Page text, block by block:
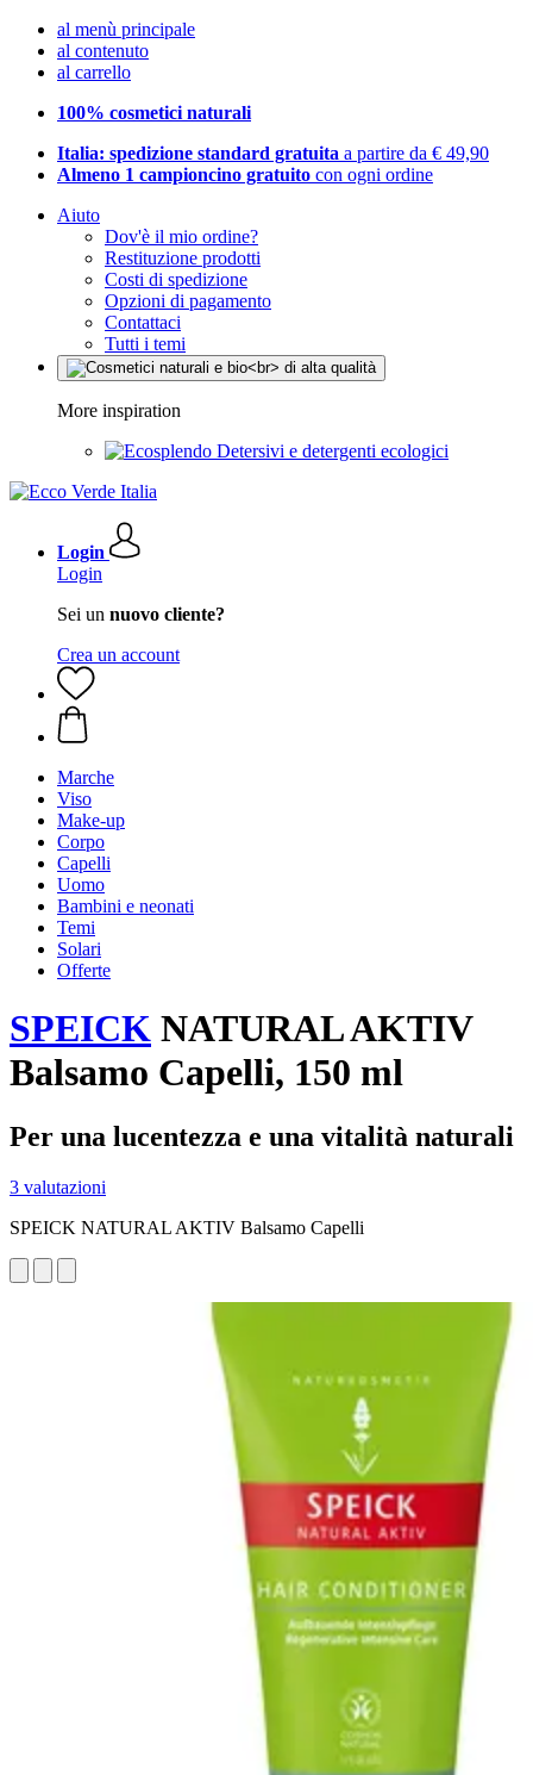
al menù principale
al contenuto
al carrello
100% cosmetici naturali
Italia: spedizione standard gratuita a partire da € 49,90
Almeno 1 campioncino gratuito con ogni ordine
Aiuto
Dov'è il mio ordine?
Restituzione prodotti
Costi di spedizione
Opzioni di pagamento
Contattaci
Tutti i temi
More inspiration
Detersivi e detergenti ecologici
Login
Login
Sei un nuovo cliente?
Crea un account
Marche
Viso
Make-up
Corpo
Capelli
Uomo
Bambini e neonati
Temi
Solari
Offerte
SPEICK NATURAL AKTIV
Balsamo Capelli, 150 ml
Per una lucentezza e una vitalità naturali
3 valutazioni
SPEICK NATURAL AKTIV Balsamo Capelli